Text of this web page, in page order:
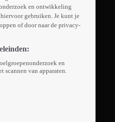
en ontwikkeling
gebruiken. Je kunt je
of door naar de privacy-
en
van apparaten.